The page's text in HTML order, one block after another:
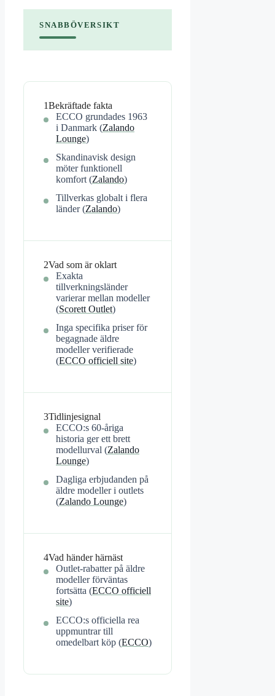
SNABBÖVERSIKT
1Bekräftade fakta
ECCO grundades 1963
i Danmark (Zalando
Lounge)
Skandinavisk design
möter funktionell
komfort (Zalando)
Tillverkas globalt i flera
länder (Zalando)
2Vad som är oklart
Exakta
tillverkningsländer
varierar mellan modeller
(Scorett Outlet)
Inga specifika priser för
begagnade äldre
modeller verifierade
(ECCO officiell site)
3Tidlinjesignal
ECCO:s 60-åriga
historia ger ett brett
modellurval (Zalando
Lounge)
Dagliga erbjudanden på
äldre modeller i outlets
(Zalando Lounge)
4Vad händer härnäst
Outlet-rabatter på äldre
modeller förväntas
fortsätta (ECCO officiell
site)
ECCO:s officiella rea
uppmuntrar till
omedelbart köp (ECCO)